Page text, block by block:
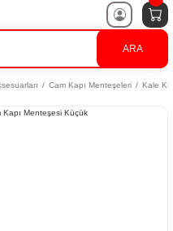
ARA
Cam Kapı Menteşeleri Kale